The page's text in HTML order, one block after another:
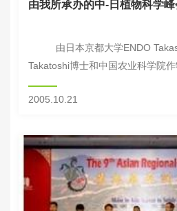
由我所承办的中-日植物科学
Takatoshi博士和中国农业科学院作
士、张学勇博士共同倡议，日本京
联合...
2005.10.21